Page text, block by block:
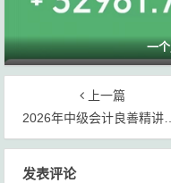
一
上一篇
2026年中级会计良善精讲班名师讲义pdf电子书免费下载
发表评论